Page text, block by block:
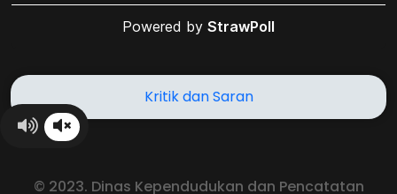
Kritik dan Saran
© 2023. Dinas Kependudukan dan Pencatatan